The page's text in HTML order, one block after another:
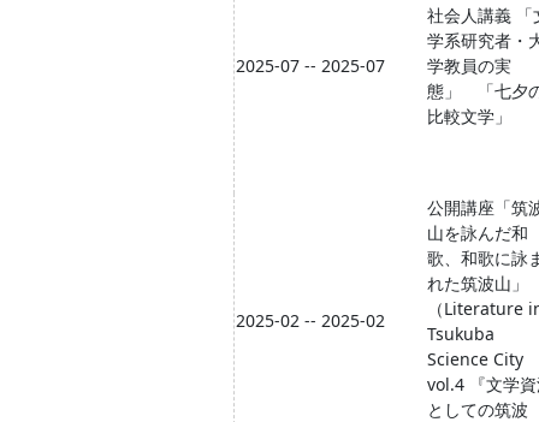
2025-07 -- 2025-07
社会人講義 「
学系研究者・
学教員の実
態」 「七夕
比較文学」
2025-02 -- 2025-02
公開講座「筑
山を詠んだ和
歌、和歌に詠
れた筑波山」
（Literature
Tsukuba
Science City
vol.4 『文学
としての筑波